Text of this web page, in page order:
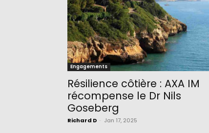
Engagements
Résilience côtière : AXA IM
récompense le Dr Nils
Goseberg
Richard D Jan 17, 2025